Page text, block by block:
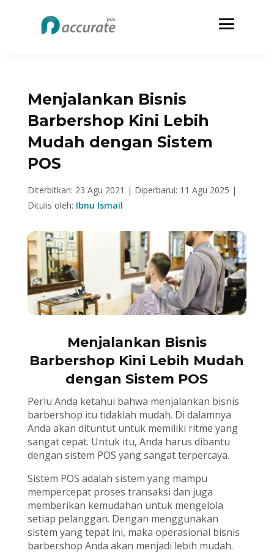
Menjalankan Bisnis
Barbershop Kini Lebih
Mudah dengan Sistem
POS
Diterbitkan: 23 Agu 2021 | Diperbarui: 11 Agu 2025 |
Ditulis oleh: Ibnu Ismail
Menjalankan Bisnis
Barbershop Kini Lebih Mudah
dengan Sistem POS
Perlu Anda ketahui bahwa menjalankan bisnis
barbershop itu tidaklah mudah. Di dalamnya
Anda akan dituntut untuk memiliki ritme yang
sangat cepat. Untuk itu, Anda harus dibantu
dengan sistem POS yang sangat terpercaya.
Sistem POS adalah sistem yang mampu
mempercepat proses transaksi dan juga
memberikan kemudahan untuk mengelola
setiap pelanggan. Dengan menggunakan
sistem yang tepat ini, maka operasional bisnis
barbershop Anda akan menjadi lebih mudah.